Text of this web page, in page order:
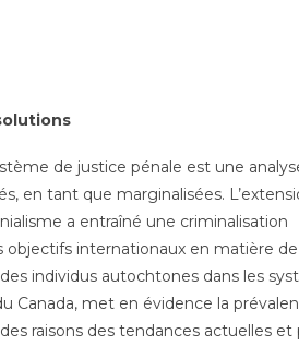
de justice pénale est une
en tant que marginalisées.
a entraîné une criminalisation
objectifs internationaux en matière
individus autochtones dans les
Canada, met en évidence la
raisons des tendances actuelles et